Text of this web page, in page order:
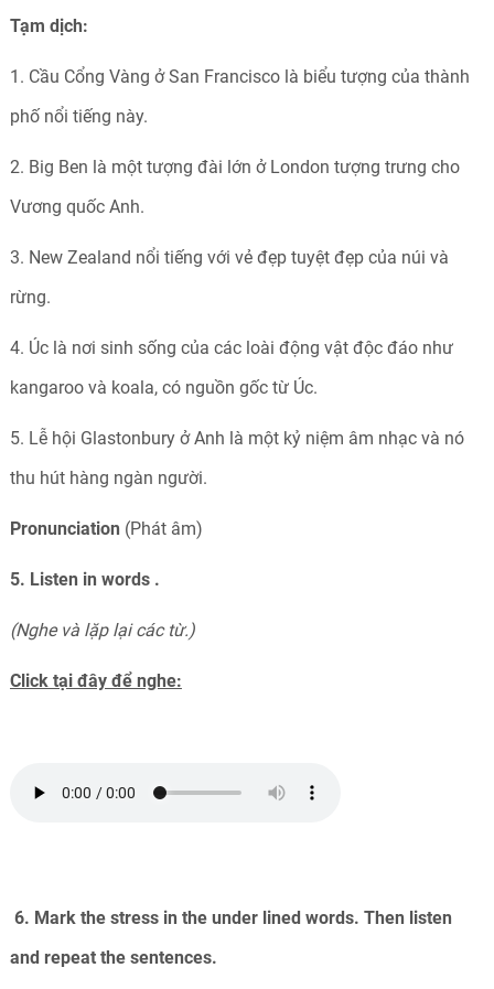
Tạm dịch:
1. Cầu Cổng Vàng ở San Francisco là biểu tượng của thành
phố nổi tiếng này.
2. Big Ben là một tượng đài lớn ở London tượng trưng cho
Vương quốc Anh.
3. New Zealand nổi tiếng với vẻ đẹp tuyệt đẹp của núi và
rừng.
4. Úc là nơi sinh sống của các loài động vật độc đáo như
kangaroo và koala, có nguồn gốc từ Úc.
5. Lễ hội Glastonbury ở Anh là một kỷ niệm âm nhạc và nó
thu hút hàng ngàn người.
Pronunciation (Phát âm)
5. Listen in words .
(Nghe và lặp lại các từ.)
Click tại đây để nghe:
6. Mark the stress in the under lined words. Then listen
and repeat the sentences.